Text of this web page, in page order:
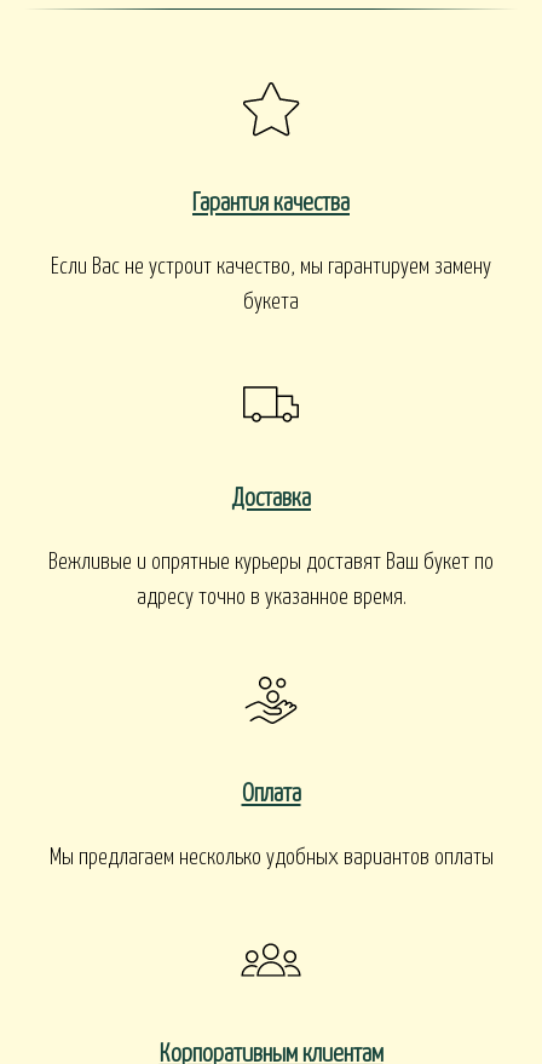
Гарантия качества
Если Вас не устроит качество, мы гарантируем замену
букета
Доставка
Вежливые и опрятные курьеры доставят Ваш букет по
адресу точно в указанное время.
Оплата
Мы предлагаем несколько удобных вариантов оплаты
Корпоративным клиентам